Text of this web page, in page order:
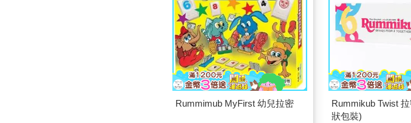
Rummimub MyFirst 幼兒拉密
Rummikub Twist
狀包裝)